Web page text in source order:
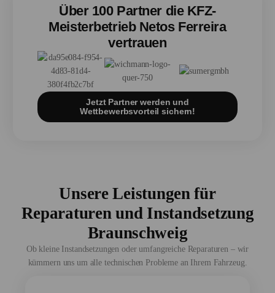
Über 100 Partner die KFZ-
Meisterbetrieb Netos Ferreira
vertrauen
Jetzt Partner werden und
Wettbewerbsvorteil sichern!
Unsere Leistungen für
Reparaturen und Instandsetzung
Braunschweig
Ob kleine Instandsetzungen oder umfangreiche Reparaturen – wir
kümmern uns um alle technischen Probleme an Ihrem Fahrzeug.